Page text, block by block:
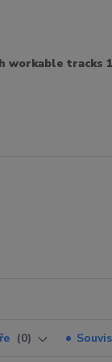
workable tracks
0